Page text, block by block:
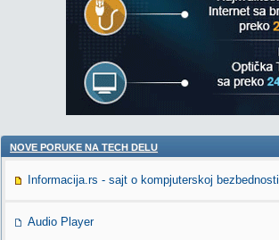
NOVE PORUKE NA TECH DELU
Informacija.rs - sajt o kompjuterskoj bezbednosti
Audio Player